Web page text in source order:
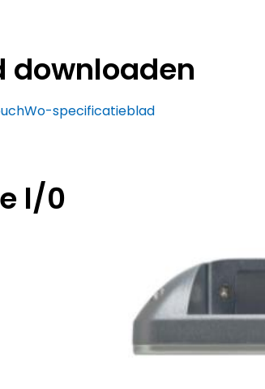
downloaden
specificatieblad
l/0